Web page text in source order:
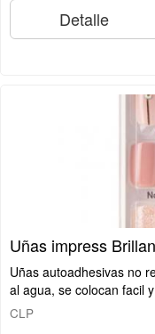
Detalle
Uñas impress
Uñas autoadhesivas no
al agua, se colocan facil
CLP